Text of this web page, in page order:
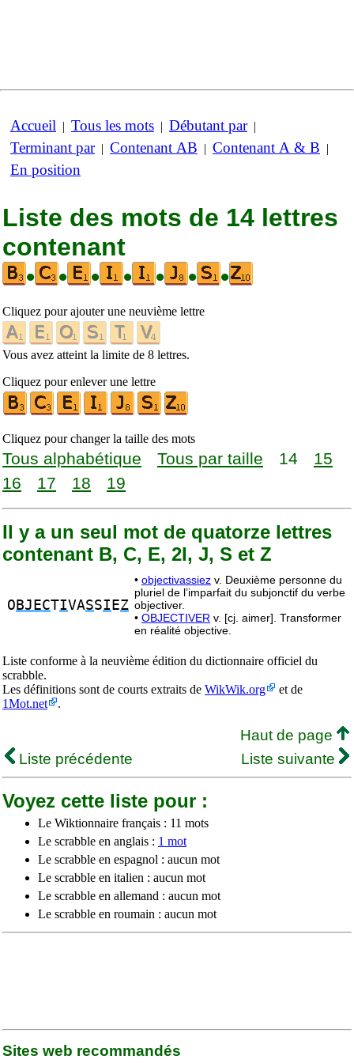
Accueil | Tous les mots | Débutant par|
Terminant par| Contenant AB | Contenant A & B |
En position
Liste des mots de 14 lettres
contenant
•
• • • • • •
Cliquez pour ajouter une neuvième lettre
Vous avez atteint la limite de 8 lettres.
Cliquez pour enlever une lettre
Cliquez pour changer la taille des mots
Tous alphabétique Tous par taille 14
15
16
17 18 19
Il y a un seul mot de quatorze lettres
contenant B, C, E, 2I, J, S et Z
O BJECTIVASSI EZ
• objectivassiez v. Deuxième personne du
pluriel de l’imparfait du subjonctif du verbe
objectiver.
• OBJECTIVER v. [cj. aimer]. Transformer
en réalité objective.
Liste conforme à la neuvième édition du dictionnaire officiel du
scrabble.
Les définitions sont de courts extraits de WikWik.org
et de
1Mot.net
.
Haut de page
Liste précédente
Liste suivante
Voyez cette liste pour :
Le Wiktionnaire français : 11 mots
Le scrabble en anglais : 1 mot
Le scrabble en espagnol : aucun mot
Le scrabble en italien : aucun mot
Le scrabble en allemand : aucun mot
Le scrabble en roumain : aucun mot
Sites web recommandés